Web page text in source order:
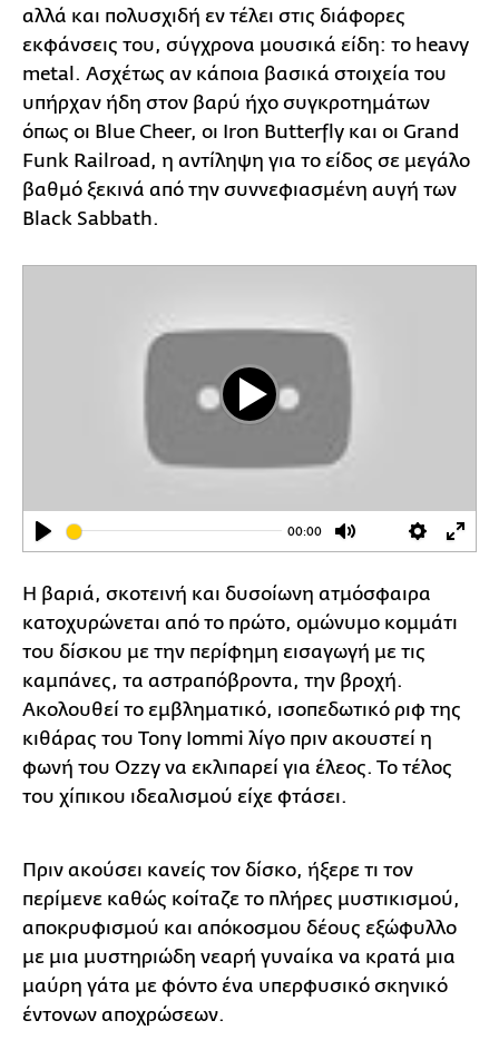
αλλά και πολυσχιδή εν τέλει στις διάφορες
εκφάνσεις του, σύγχρονα μουσικά είδη: το heavy
metal. Ασχέτως αν κάποια βασικά στοιχεία του
υπήρχαν ήδη στον βαρύ ήχο συγκροτημάτων
όπως οι Blue Cheer, οι Iron Butterfly και οι Grand
Funk Railroad, η αντίληψη για το είδος σε μεγάλο
βαθμό ξεκινά από την συννεφιασμένη αυγή των
Black Sabbath.
Play
00:00
Mute Settings
Play
Η βαριά, σκοτεινή και δυσοίωνη ατμόσφαιρα
κατοχυρώνεται από το πρώτο, ομώνυμο κομμάτι
του δίσκου με την περίφημη εισαγωγή με τις
καμπάνες, τα αστραπόβροντα, την βροχή.
Ακολουθεί το εμβληματικό, ισοπεδωτικό ριφ της
κιθάρας του Tony Iommi λίγο πριν ακουστεί η
φωνή του Ozzy να εκλιπαρεί για έλεος. Το τέλος
του χίπικου ιδεαλισμού είχε φτάσει.
Πριν ακούσει κανείς τον δίσκο, ήξερε τι τον
περίμενε καθώς κοίταζε το πλήρες μυστικισμού,
αποκρυφισμού και απόκοσμου δέους εξώφυλλο
με μια μυστηριώδη νεαρή γυναίκα να κρατά μια
μαύρη γάτα με φόντο ένα υπερφυσικό σκηνικό
έντονων αποχρώσεων.